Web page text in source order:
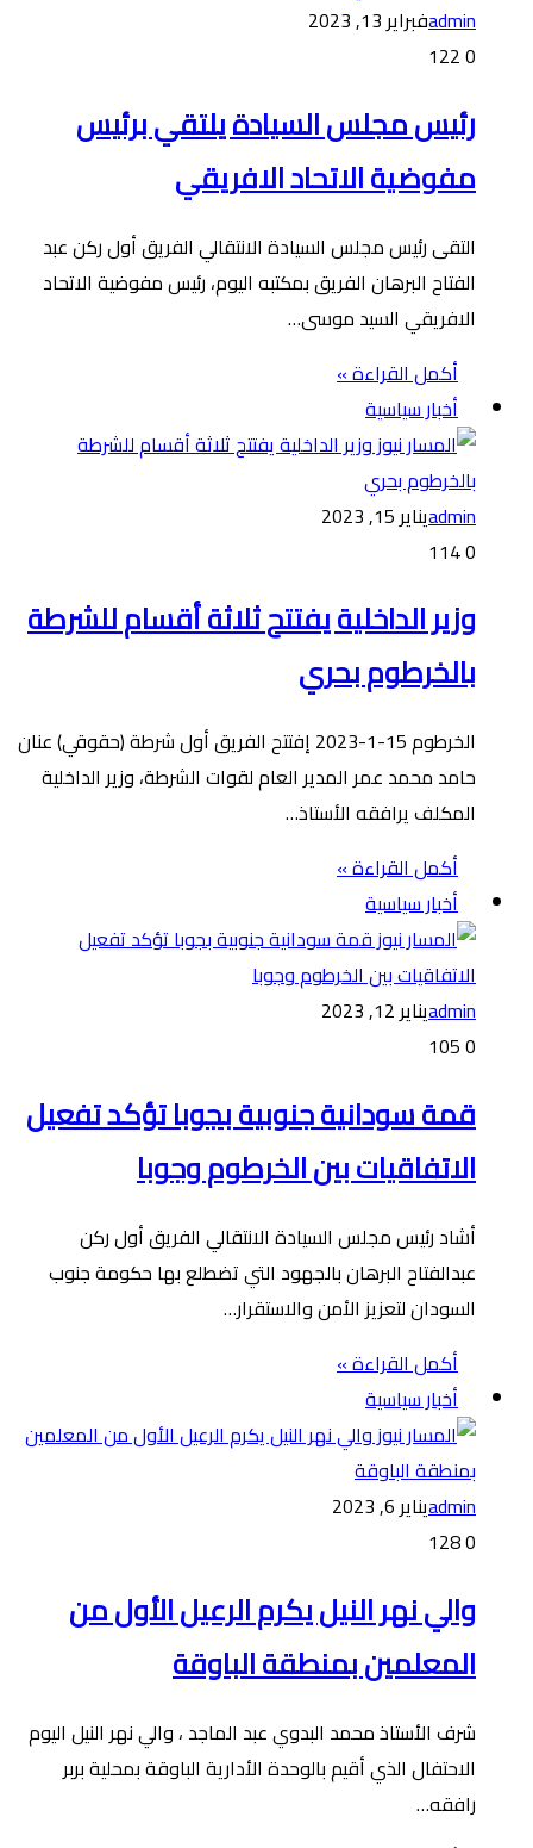
adminفبراير 13, 2023
0
رئيس مجلس السيادة يلتقي برئيس
مفوضية الاتحاد الافريقي
التقى رئيس مجلس السيادة الانتقالي الفريق أول ركن عبد
الفتاح البرهان الفريق بمكتبه اليوم، رئيس مفوضية الاتحاد
الافريقي السيد موسى…
أكمل القراءة »
أخبار سياسية
adminيناير 15, 2023
0
وزير الداخلية يفتتح ثلاثة أقسام للشرطة
بالخرطوم بحري
الخرطوم 15-1-2023 إفتتح الفريق أول شرطة (حقوقي) عنان
حامد محمد عمر المدير العام لقوات الشرطة، وزير الداخلية
المكلف يرافقه الأستاذ…
أكمل القراءة »
أخبار سياسية
adminيناير 12, 2023
0
قمة سودانية جنوبية بجوبا تؤكد تفعيل
الاتفاقيات بين الخرطوم وجوبا
أشاد رئيس مجلس السيادة الانتقالي الفريق أول ركن
عبدالفتاح البرهان بالجهود التي تضطلع بها حكومة جنوب
السودان لتعزيز الأمن والاستقرار…
أكمل القراءة »
أخبار سياسية
adminيناير 6, 2023
0
والي نهر النيل يكرم الرعيل الأول من
المعلمين بمنطقة الباوقة
شرف الأستاذ محمد البدوي عبد الماجد ، والي نهر النيل اليوم
الاحتفال الذي أقيم بالوحدة الأدارية الباوقة بمحلية بربر
رافقه…